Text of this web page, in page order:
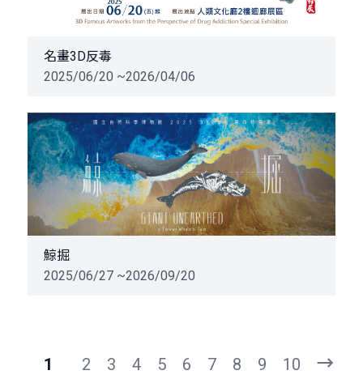
名畫3D反毒
2025/06/20 ~2026/04/06
鯨掘
2025/06/27 ~2026/09/20
1 2 3 4 5 6 7 8 9 10